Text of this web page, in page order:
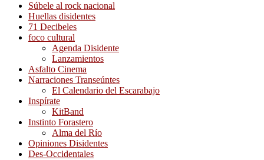
Súbele al rock nacional
Huellas disidentes
71 Decibeles
foco cultural
Agenda Disidente
Lanzamientos
Asfalto Cinema
Narraciones Transeúntes
El Calendario del Escarabajo
Inspírate
KitBand
Instinto Forastero
Alma del Río
Opiniones Disidentes
Des-Occidentales